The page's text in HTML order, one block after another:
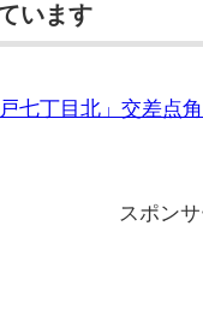
います
七丁目北」交差点
スポン